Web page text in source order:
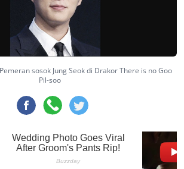
sosok Jung Seok di Drakor There is no Goo
Pil-soo